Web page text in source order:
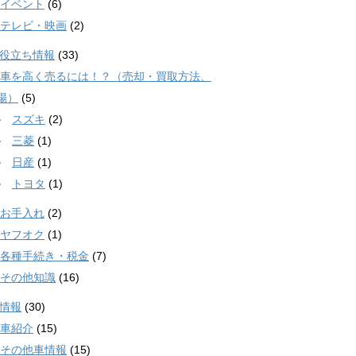
イベント (6)
テレビ・映画 (2)
立ち情報 (33)
車を高く売るには！？（売却・買取方法、
）
(5)
スズキ (2)
三菱 (1)
日産 (1)
トヨタ (1)
お手入れ (2)
ヤフオク (1)
各種手続き・税金 (7)
その他知識 (16)
報 (30)
車紹介 (15)
その他車情報 (15)